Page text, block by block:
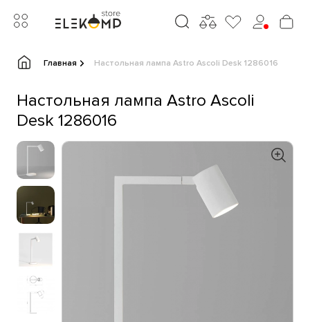
Главная Настольная лампа Astro Ascoli Desk 1286016
Настольная лампа Astro Ascoli
Desk 1286016